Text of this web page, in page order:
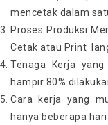
mencetak dalam
Proses Produksi
Cetak atau Print
Tenaga Kerja
hampir 80%
Cara kerja yang
hanya beberapa